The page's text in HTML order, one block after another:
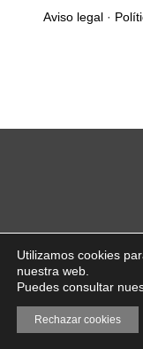
Aviso legal·
Utilizamos cookies
nuestra web.
Puedes consultar
Rechazar cookies